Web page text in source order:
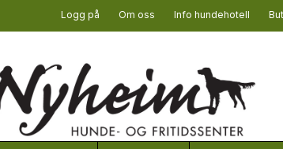
Logg på Om oss Info hundehotell